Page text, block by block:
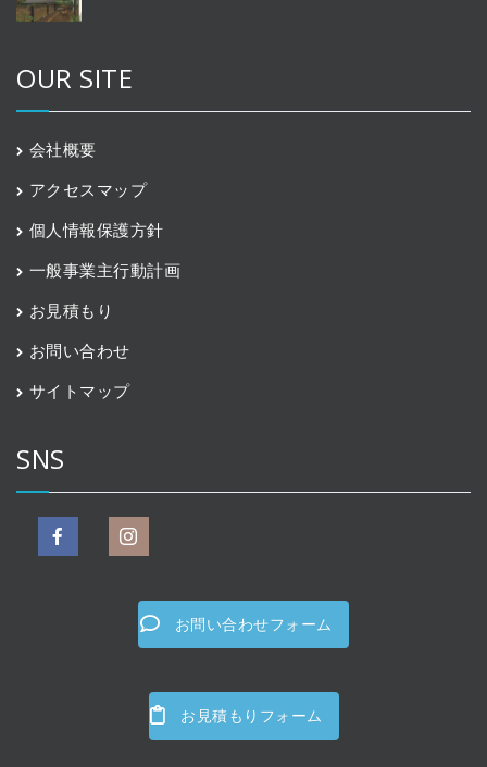
OUR SITE
会社概要
アクセスマップ
個人情報保護方針
一般事業主行動計画
お見積もり
お問い合わせ
サイトマップ
SNS
お問い合わせフォーム
お見積もりフォーム